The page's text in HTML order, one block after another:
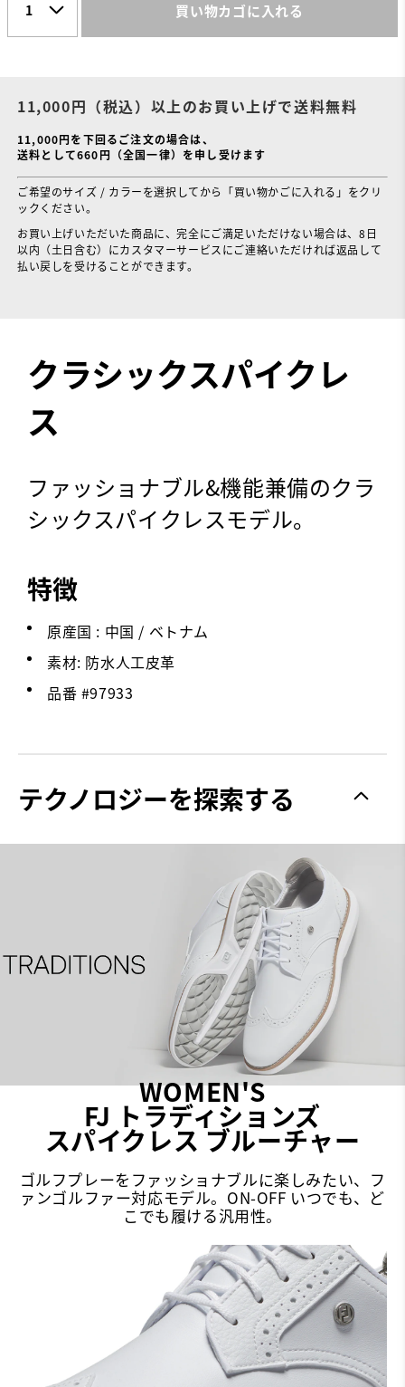
買い物カゴに入れる
11,000円（税込）以上のお買い上げで送料無料
11,000円を下回るご注文の場合は、
送料として660円（全国一律）を申し受けます
ご希望のサイズ / カラーを選択してから「買い物かごに入れる」をクリ
ックください。
お買い上げいただいた商品に、完全にご満足いただけない場合は、8日
以内（土日含む）にカスタマーサービスにご連絡いただければ返品して
払い戻しを受けることができます。
クラシックスパイクレ
ス
ファッショナブル&機能兼備のクラ
シックスパイクレスモデル。
特徴
原産国 : 中国 / ベトナム
素材: 防水人工皮革
品番 #97933
テクノロジーを探索する
WOMEN'S
FJ トラディションズ
スパイクレス ブルーチャー
ゴルフプレーをファッショナブルに楽しみたい、フ
ァンゴルファー対応モデル。ON-OFF いつでも、ど
こでも履ける汎用性。​